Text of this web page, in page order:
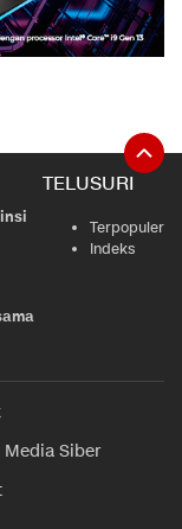
TELUSURI
Terpopuler
Indeks
Media Siber